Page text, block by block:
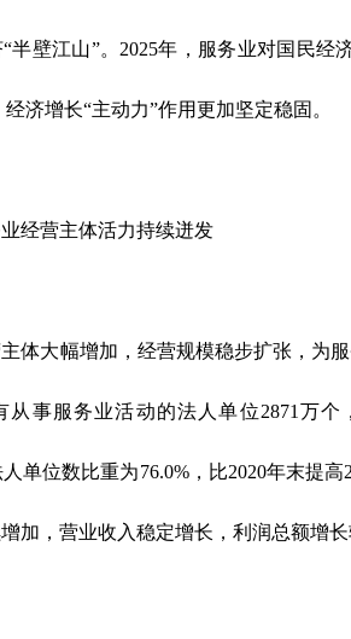
半壁江山”。 2025年，服务业对国民经
济增长“主动力”作用更加坚定稳固。
营主体活力持续迸发
大幅增加，经营规模稳步扩张，为服
从事服务业活动的法人单位2871 万个
人单位数比重为76.0%，比2020年末提高
加，营业收入稳定增长，利润总额增